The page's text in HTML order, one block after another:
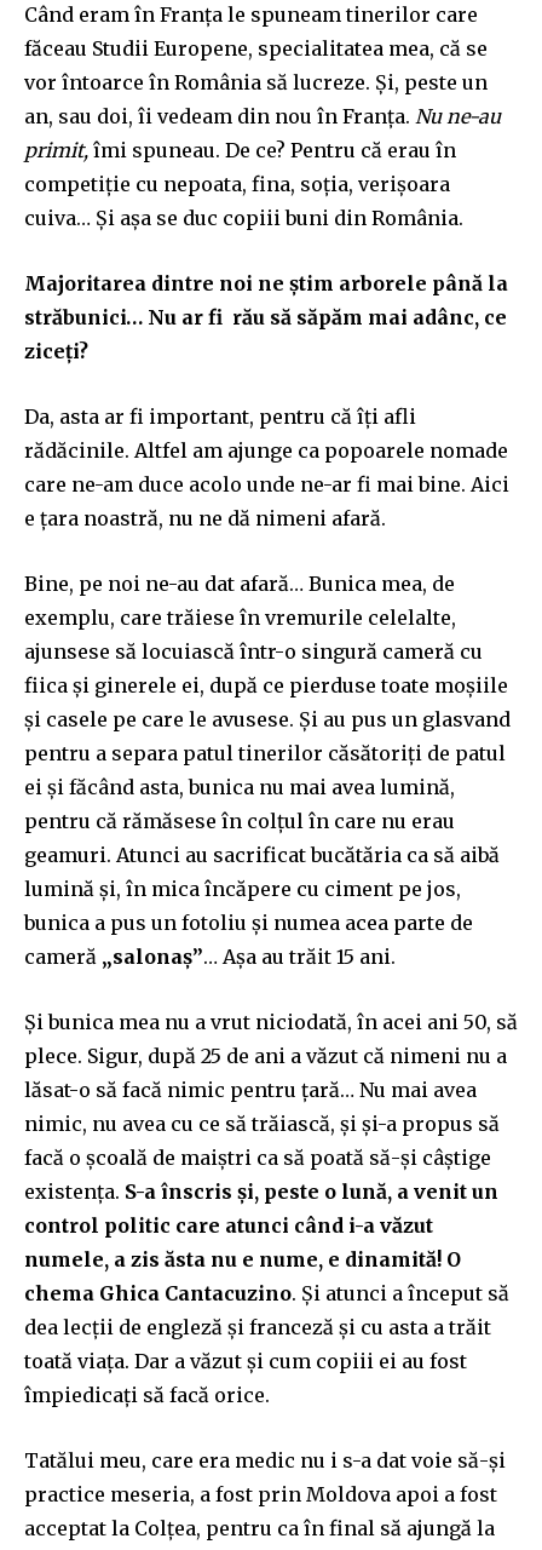
Când eram în Franța le spuneam tinerilor care
făceau Studii Europene, specialitatea mea, că se
vor întoarce în România să lucreze. Și, peste un
an, sau doi, îi vedeam din nou în Franța. Nu ne-au
primit, îmi spuneau. De ce? Pentru că erau în
competiție cu nepoata, fina, soția, verișoara
cuiva… Și așa se duc copiii buni din România.
Majoritarea dintre noi ne știm arborele până la
străbunici… Nu ar fi rău să săpăm mai adânc, ce
ziceți?
Da, asta ar fi important, pentru că îți afli
rădăcinile. Altfel am ajunge ca popoarele nomade
care ne-am duce acolo unde ne-ar fi mai bine. Aici
e țara noastră, nu ne dă nimeni afară.
Bine, pe noi ne-au dat afară… Bunica mea, de
exemplu, care trăiese în vremurile celelalte,
ajunsese să locuiască într-o singură cameră cu
fiica și ginerele ei, după ce pierduse toate moșiile
și casele pe care le avusese. Și au pus un glasvand
pentru a separa patul tinerilor căsătoriți de patul
ei și făcând asta, bunica nu mai avea lumină,
pentru că rămăsese în colțul în care nu erau
geamuri. Atunci au sacrificat bucătăria ca să aibă
lumină și, în mica încăpere cu ciment pe jos,
bunica a pus un fotoliu și numea acea parte de
cameră „salonaș”… Așa au trăit 15 ani.
Și bunica mea nu a vrut niciodată, în acei ani 50, să
plece. Sigur, după 25 de ani a văzut că nimeni nu a
lăsat-o să facă nimic pentru țară… Nu mai avea
nimic, nu avea cu ce să trăiască, și și-a propus să
facă o școală de maiștri ca să poată să-și câștige
existența. S-a înscris și, peste o lună, a venit un
control politic care atunci când i-a văzut
numele, a zis ăsta nu e nume, e dinamită! O
chema Ghica Cantacuzino. Și atunci a început să
dea lecții de engleză și franceză și cu asta a trăit
toată viața. Dar a văzut și cum copiii ei au fost
împiedicați să facă orice.
Tatălui meu, care era medic nu i s-a dat voie să-și
practice meseria, a fost prin Moldova apoi a fost
acceptat la Colțea, pentru ca în final să ajungă la